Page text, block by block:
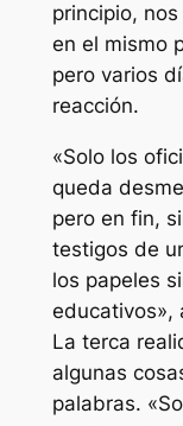
principio,
en el mismo
pero varios
reacción.
«Solo los
queda
pero en fin,
testigos de
los papeles
educativos»,
La terca
algunas
palabras.